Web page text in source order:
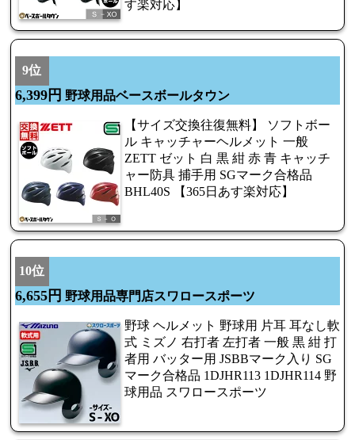
す楽対応】
9位
6,399円 野球用品ベースボールタウン
【サイズ交換往復無料】 ソフトボー
ル キャッチャーヘルメット 一般
ZETT ゼット 白 黒 紺 赤 青 キャッチ
ャー防具 捕手用 SGマーク合格品
BHL40S 【365日あす楽対応】
10位
6,655円 野球用品専門店スワロースポーツ
野球 ヘルメット 野球用 片耳 耳なし軟
式 ミズノ 右打者 左打者 一般 黒 紺 打
者用 バッター用 JSBBマーク入り SG
マーク合格品 1DJHR113 1DJHR114 野
球用品 スワロースポーツ